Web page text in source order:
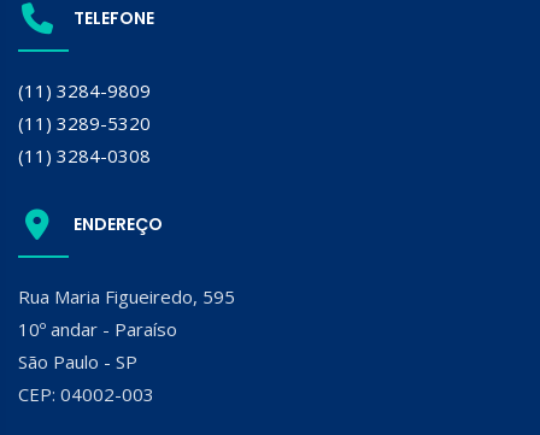
TELEFONE
(11) 3284-9809
(11) 3289-5320
(11) 3284-0308
ENDEREÇO
Rua Maria Figueiredo, 595
10º andar - Paraíso
São Paulo - SP
CEP: 04002-003